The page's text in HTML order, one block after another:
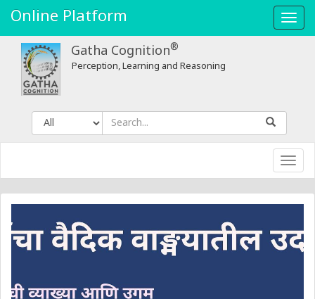
Gatha
Cognition
Online Platform
Gatha Cognition®
Perception, Learning and Reasoning